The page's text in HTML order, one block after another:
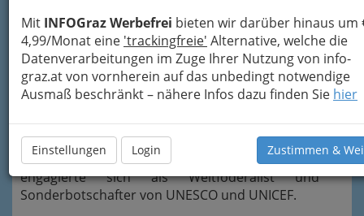
Mit INFOGraz Werbefrei bieten wir darüber hinaus um
4,99/Monat eine 'trackingfreie' Alternative, welche die
Datenverarbeitungen im Zuge Ihrer Nutzung von info-
graz.at von vornherein auf das unbedingt notwendige
Ausmaß beschränkt – nähere Infos dazu finden Sie hier
Einstellungen Login Zustimmen &
Als Filmschauspieler spielteUstinov
Charakterrollen in Hollywoodund wurde
zweimal mit einem Oscar ausgezeichnet.
Darüber hinaus arbeitete er als Regisseur und
Autor. Mit zeitsatirischen Stücken und Romanen
politischen und gesellschaftlichen
Weltgeschehensund wurde so auch zu einem
beliebten Erzähler und Conférencier. Ustinov
engagierte sich als Weltföderalist und
Sonderbotschafter von UNESCO und UNICEF.